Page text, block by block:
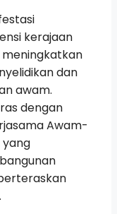
kerajaan
dan
awam.
dengan
Awam-
yang